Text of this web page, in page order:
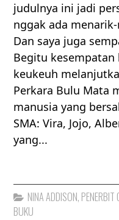
judulnya ini jadi
nggak ada
Dan saya juga
Begitu kesempatan
keukeuh
Perkara Bulu Mata
manusia yang
SMA: Vira, Jojo,
yang...
NINA ADDISON,
BUKU